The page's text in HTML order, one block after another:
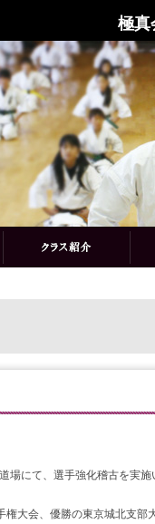
極真
場にて、選手強化稽古を実施
大会、優勝の東京城北支部